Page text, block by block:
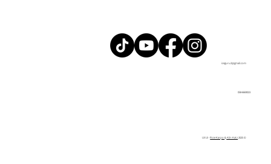
© 2025 UX UI -
Roie Karpo&Alin Katz
iceguru2@gmail.com
058-6669023